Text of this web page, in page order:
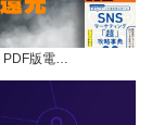
版電…